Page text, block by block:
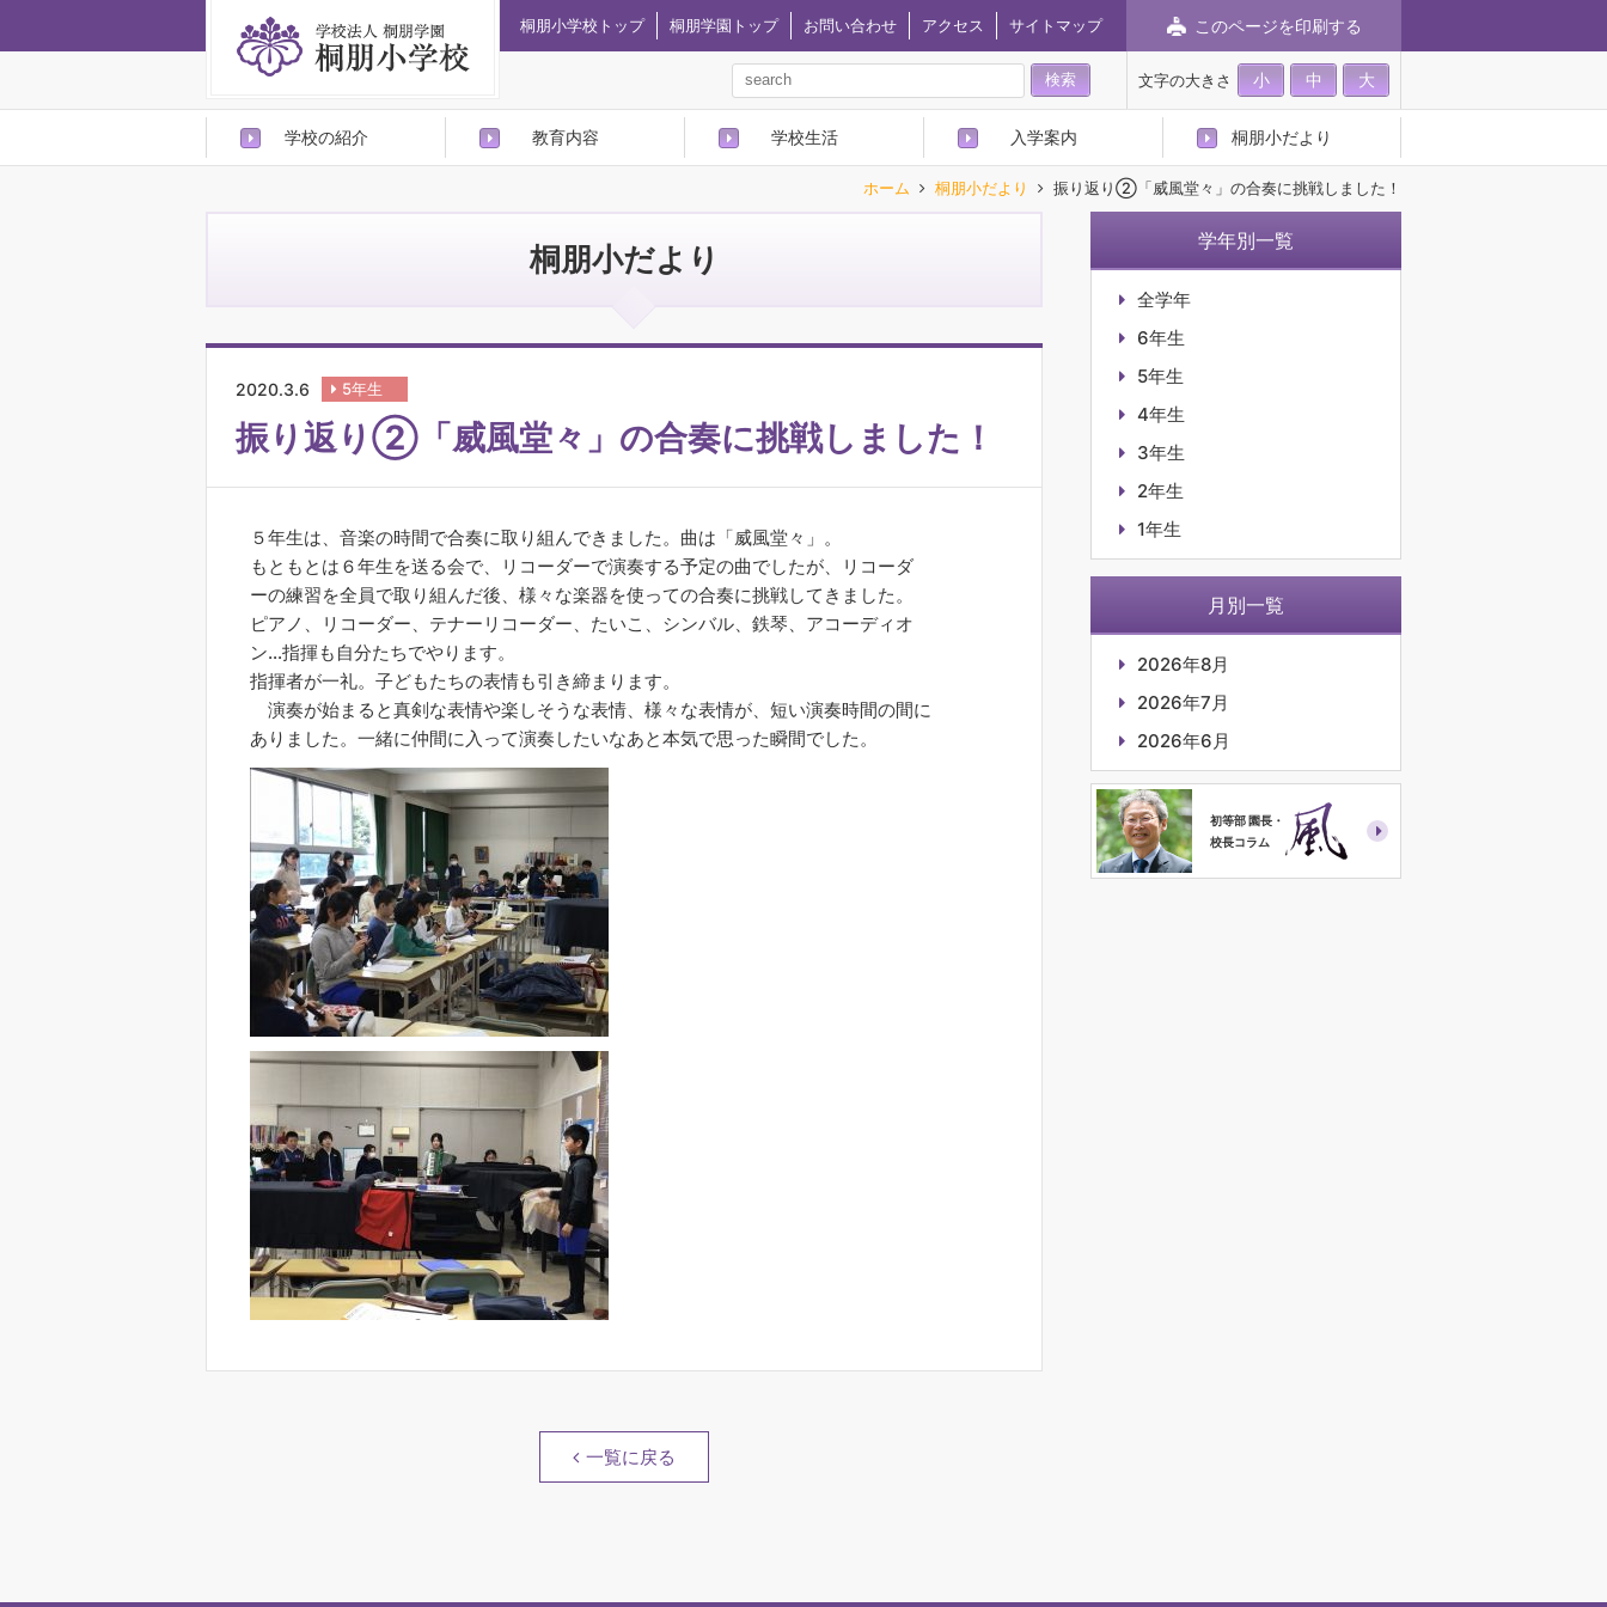
桐朋小学校トップ 桐朋学園トップ お問い合わせ アクセス サイトマップ このページを印刷する
文字の大きさ 小 中 大
学校の紹介 教育内容 学校生活 入学案内 桐朋小だより
ホーム 桐朋小だより 振り返り②「威風堂々」の合奏に挑戦しました！
桐朋小だより
2020.3.6 5年生
振り返り②「威風堂々」の合奏に挑戦しました！
５年生は、音楽の時間で合奏に取り組んできました。曲は「威風堂々」。
もともとは６年生を送る会で、リコーダーで演奏する予定の曲でしたが、リコーダ
ーの練習を全員で取り組んだ後、様々な楽器を使っての合奏に挑戦してきました。
ピアノ、リコーダー、テナーリコーダー、たいこ、シンバル、鉄琴、アコーディオ
ン…指揮も自分たちでやります。
指揮者が一礼。子どもたちの表情も引き締まります。
演奏が始まると真剣な表情や楽しそうな表情、様々な表情が、短い演奏時間の間に
ありました。一緒に仲間に入って演奏したいなあと本気で思った瞬間でした。
一覧に戻る
学年別一覧
全学年
6年生
5年生
4年生
3年生
2年生
1年生
月別一覧
2026年8月
2026年7月
2026年6月
初等部 園長・
校長コラム